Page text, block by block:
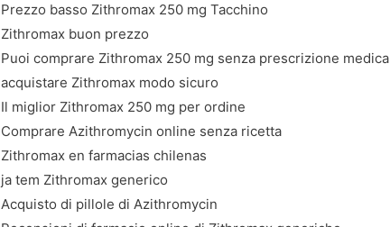
Prezzo basso Zithromax 250 mg Tacchino
Zithromax buon prezzo
Puoi comprare Zithromax 250 mg senza prescrizione medica
acquistare Zithromax modo sicuro
Il miglior Zithromax 250 mg per ordine
Comprare Azithromycin online senza ricetta
Zithromax en farmacias chilenas
ja tem Zithromax generico
Acquisto di pillole di Azithromycin